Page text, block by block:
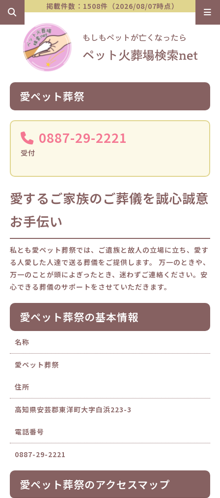
掲載件数：1508件（2026/08/07時点）
愛ペット葬祭
0887-29-2221
受付
愛するご家族のご葬儀を誠心誠意
お手伝い
私とも愛ペット葬祭では、ご遺族と故人の立場に立ち、愛す
る人愛した人達で送る葬儀をご提供します。 万一のときや、
万一のことが頭によぎったとき、迷わずご連絡ください。安
心できる葬儀のサポートをさせていただきます。
愛ペット葬祭の基本情報
名称
愛ペット葬祭
住所
高知県安芸郡東洋町大字白浜223-3
電話番号
0887-29-2221
愛ペット葬祭のアクセスマップ